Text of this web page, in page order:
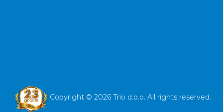
Copyright © 2026 Trio d.o.o. All rights reserved.